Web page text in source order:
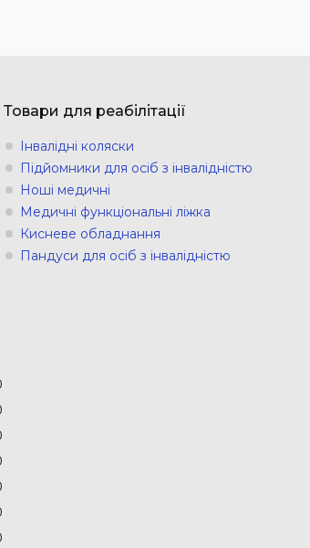
Товари для реабілітації
Інвалідні коляски
Підйомники для осіб з інвалідністю
Ноші медичні
Медичні функціональні ліжка
Кисневе обладнання
Пандуси для осіб з інвалідністю